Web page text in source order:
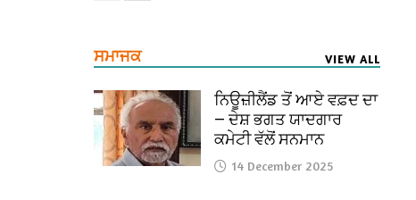
ਸਮਾਜਕ VIEW ALL
ਨਿਊਜ਼ੀਲੈਂਡ ਤੋਂ ਆਏ ਵਫ਼ਦ ਦਾ
— ਦੇਸ਼ ਭਗਤ ਯਾਦਗਾਰ
ਕਮੇਟੀ ਵੱਲੋਂ ਸਨਮਾਨ
14 December 2025